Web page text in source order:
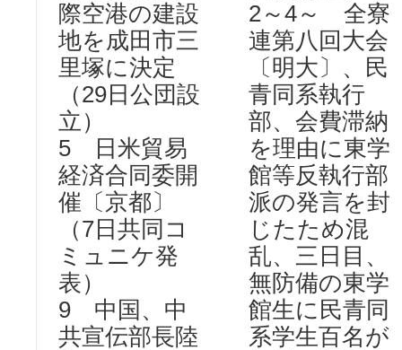
際空港の建設
地を成田市三
里塚に決定
（29日公団設
立）
5 日米貿易
経済合同委開
催〔京都〕
（7日共同コ
ミュニケ発
表）
9 中国、中
共宣伝部長陸
2～4～ 全寮
連第八回大会
〔明大〕、民
青同系執行
部、会費滞納
を理由に東学
館等反執行部
派の発言を封
じたため混
乱、三日目、
無防備の東学
館生に民青同
系学生百名が